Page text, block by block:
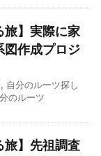
旅】実際に家
図作成プロジ
, 自分のルーツ探し
のルーツ
旅】先祖調査